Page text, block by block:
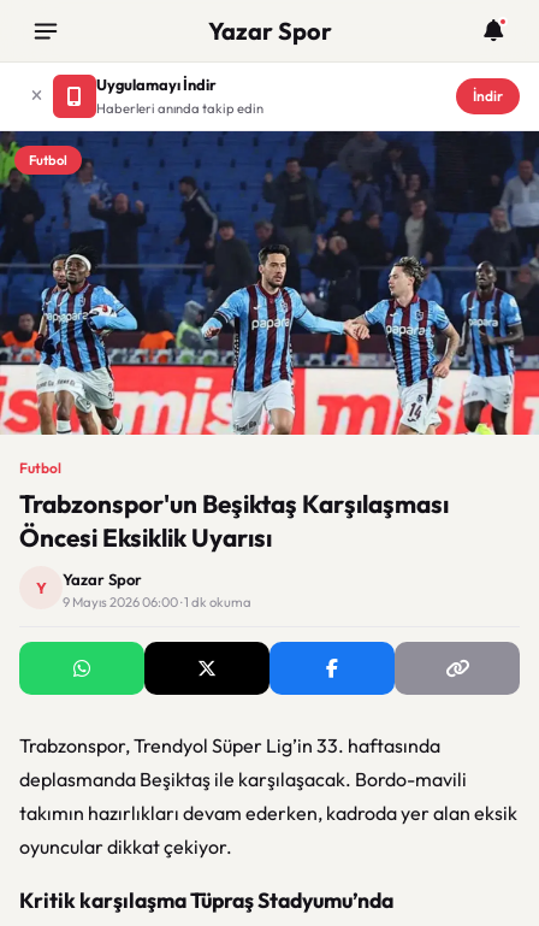
Yazar Spor
Uygulamayı İndir
Haberleri anında takip edin
İndir
Futbol
Futbol
Trabzonspor'un Beşiktaş Karşılaşması
Öncesi Eksiklik Uyarısı
Y Yazar Spor
9 Mayıs 2026 06:00 · 1 dk okuma
Trabzonspor, Trendyol Süper Lig’in 33. haftasında
deplasmanda Beşiktaş ile karşılaşacak. Bordo-mavili
takımın hazırlıkları devam ederken, kadroda yer alan eksik
oyuncular dikkat çekiyor.
Kritik karşılaşma Tüpraş Stadyumu’nda